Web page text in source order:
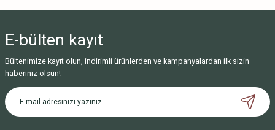
E-bülten kayıt
Bültenimize kayıt olun, indirimli ürünlerden ve kampanyalardan ilk sizin
haberiniz olsun!